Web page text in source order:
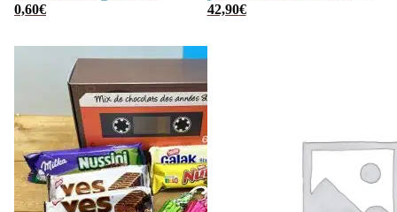
0,60€
(avec sa console de
42,90€